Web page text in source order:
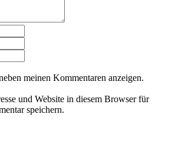
meinen Kommentaren anzeigen.
und Website in diesem Browser für
speichern.